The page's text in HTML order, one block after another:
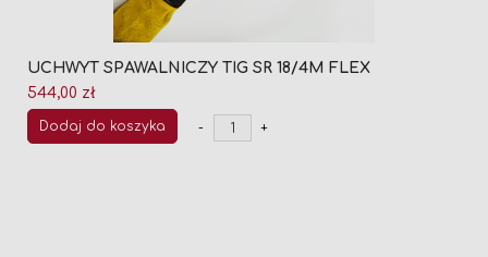
UCHWYT SPAWALNICZY TIG SR 18/4M FLEX
544,00 zł
Dodaj do koszyka - +